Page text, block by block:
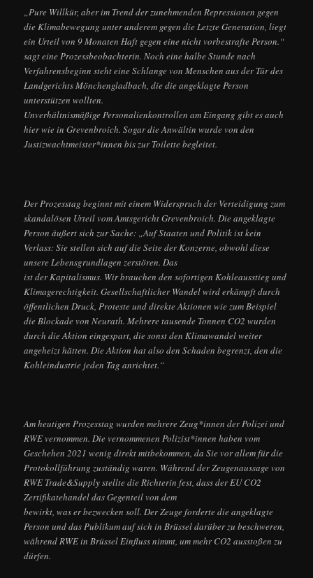
„Pure Willkür, aber im Trend der zunehmenden Repressionen gegen
die Klimabewegung unter anderem gegen die Letzte Generation, liegt
ein Urteil von 9 Monaten Haft gegen eine nicht vorbestrafte Person.“
sagt eine Prozessbeobachterin. Noch eine halbe Stunde nach
Verfahrensbeginn steht eine Schlange von Menschen aus der Tür des
Landgerichts Mönchengladbach, die die angeklagte Person
unterstützen wollten.
Unverhältnismäßige Personalienkontrollen am Eingang gibt es auch
hier wie in Grevenbroich. Sogar die Anwältin wurde von den
Justizwachtmeister*innen bis zur Toilette begleitet.
Der Prozesstag beginnt mit einem Widerspruch der Verteidigung zum
skandalösen Urteil vom Amtsgericht Grevenbroich. Die angeklagte
Person äußert sich zur Sache: „Auf Staaten und Politik ist kein
Verlass: Sie stellen sich auf die Seite der Konzerne, obwohl diese
unsere Lebensgrundlagen zerstören. Das
ist der Kapitalismus. Wir brauchen den sofortigen Kohleausstieg und
Klimagerechtigkeit. Gesellschaftlicher Wandel wird erkämpft durch
öffentlichen Druck, Proteste und direkte Aktionen wie zum Beispiel
die Blockade von Neurath. Mehrere tausende Tonnen CO2 wurden
durch die Aktion eingespart, die sonst den Klimawandel weiter
angeheizt hätten. Die Aktion hat also den Schaden begrenzt, den die
Kohleindustrie jeden Tag anrichtet.“
Am heutigen Prozesstag wurden mehrere Zeug*innen der Polizei und
RWE vernommen. Die vernommenen Polizist*innen haben vom
Geschehen 2021 wenig direkt mitbekommen, da Sie vor allem für die
Protokollführung zuständig waren. Während der Zeugenaussage von
RWE Trade&Supply stellte die Richterin fest, dass der EU CO2
Zertifikatehandel das Gegenteil von dem
bewirkt, was er bezwecken soll. Der Zeuge forderte die angeklagte
Person und das Publikum auf sich in Brüssel darüber zu beschweren,
während RWE in Brüssel Einfluss nimmt, um mehr CO2 ausstoßen zu
dürfen.